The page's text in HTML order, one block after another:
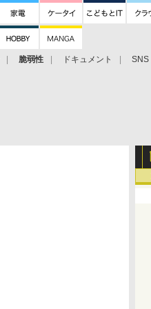
脆弱性 ドキュメント SNS